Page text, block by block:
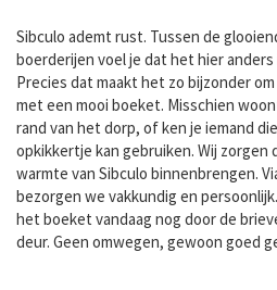
Sibculo ademt rust. Tussen de
boerderijen voel je dat het hier
Precies dat maakt het zo bijzonder
met een mooi boeket. Misschien
rand van het dorp, of ken je iemand
opkikkertje kan gebruiken. Wij zorgen
warmte van Sibculo binnenbrengen.
bezorgen we vakkundig en
het boeket vandaag nog door de
deur. Geen omwegen, gewoon goed